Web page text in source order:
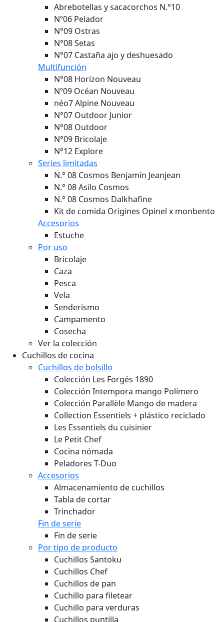
Abrebotellas y sacacorchos N.°10
Nº06 Pelador
N°09 Ostras
N°08 Setas
N°07 Castaña ajo y deshuesado
Multifunción
N°08 Horizon Nouveau
Nº09 Océan Nouveau
néo7 Alpine Nouveau
N°07 Outdoor Junior
N°08 Outdoor
N°09 Bricolaje
N°12 Explore
Series limitadas
N.° 08 Cosmos Benjamín Jeanjean
N.° 08 Asilo Cosmos
N.° 08 Cosmos Dalkhafine
Kit de comida Origines Opinel x monbento
Accesorios
Estuche
Por uso
Bricolaje
Caza
Pesca
Vela
Senderismo
Campamento
Cosecha
Ver la colección
Cuchillos de cocina
Cuchillos de bolsillo
Colección Les Forgés 1890
Colección Intempora mango Polímero
Colección Parallèle Mango de madera
Collection Essentiels + plástico reciclado
Les Essentiels du cuisinier
Le Petit Chef
Cocina nómada
Peladores T-Duo
Accesorios
Almacenamiento de cuchillos
Tabla de cortar
Trinchador
Fin de serie
Fin de serie
Por tipo de producto
Cuchillos Santoku
Cuchillos Chef
Cuchillos de pan
Cuchillo para filetear
Cuchillo para verduras
Cuchillos puntilla